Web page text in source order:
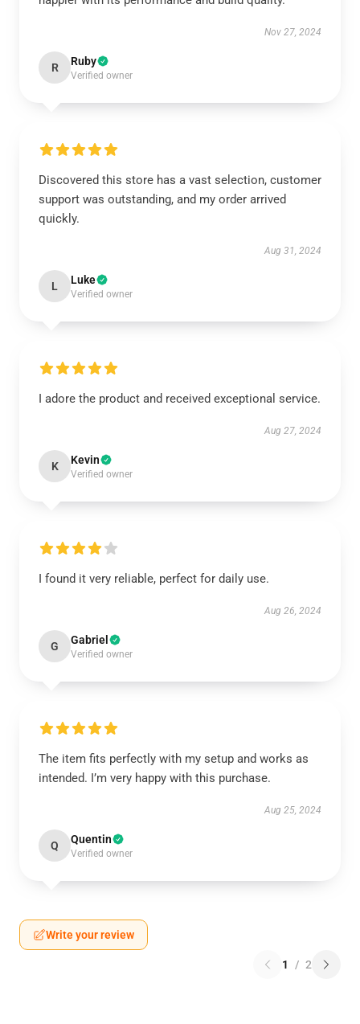
Nov 27, 2024
R Ruby
Verified owner
Discovered this store has a vast selection, customer
support was outstanding, and my order arrived
quickly.
Aug 31, 2024
L Luke
Verified owner
I adore the product and received exceptional service.
Aug 27, 2024
K Kevin
Verified owner
I found it very reliable, perfect for daily use.
Aug 26, 2024
G Gabriel
Verified owner
The item fits perfectly with my setup and works as
intended. I’m very happy with this purchase.
Aug 25, 2024
Q Quentin
Verified owner
Write your review
1 / 2